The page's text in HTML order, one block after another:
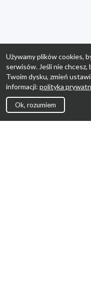
Używamy plików cookies,
serwisów. Jeśli nie chcesz,
Twoim dysku, zmień
informacji: polityka
Ok, rozumiem